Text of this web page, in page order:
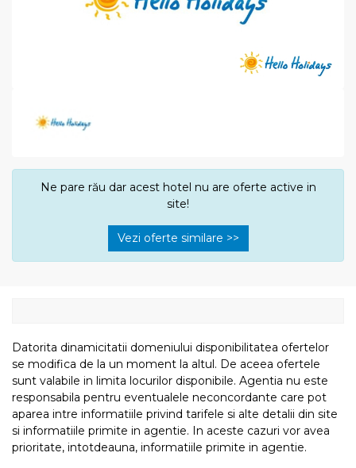
Ne pare rău dar acest hotel nu are oferte active in
site!
Vezi oferte similare >>
Datorita dinamicitatii domeniului disponibilitatea ofertelor
se modifica de la un moment la altul. De aceea ofertele
sunt valabile in limita locurilor disponibile. Agentia nu este
responsabila pentru eventualele neconcordante care pot
aparea intre informatiile privind tarifele si alte detalii din site
si informatiile primite in agentie. In aceste cazuri vor avea
prioritate, intotdeauna, informatiile primite in agentie.